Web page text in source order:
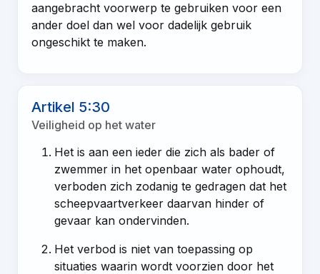
aangebracht voorwerp te gebruiken voor een
ander doel dan wel voor dadelijk gebruik
ongeschikt te maken.
Artikel 5:30
Veiligheid op het water
Het is aan een ieder die zich als bader of
zwemmer in het openbaar water ophoudt,
verboden zich zodanig te gedragen dat het
scheepvaartverkeer daarvan hinder of
gevaar kan ondervinden.
Het verbod is niet van toepassing op
situaties waarin wordt voorzien door het